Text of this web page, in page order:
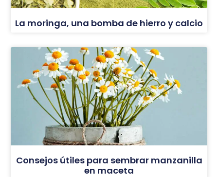
La moringa, una bomba de hierro y calcio
Consejos útiles para sembrar manzanilla
en maceta